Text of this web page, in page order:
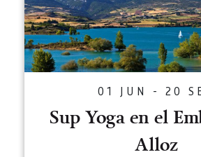
01 JUN - 20
Sup Yoga en el
Alloz